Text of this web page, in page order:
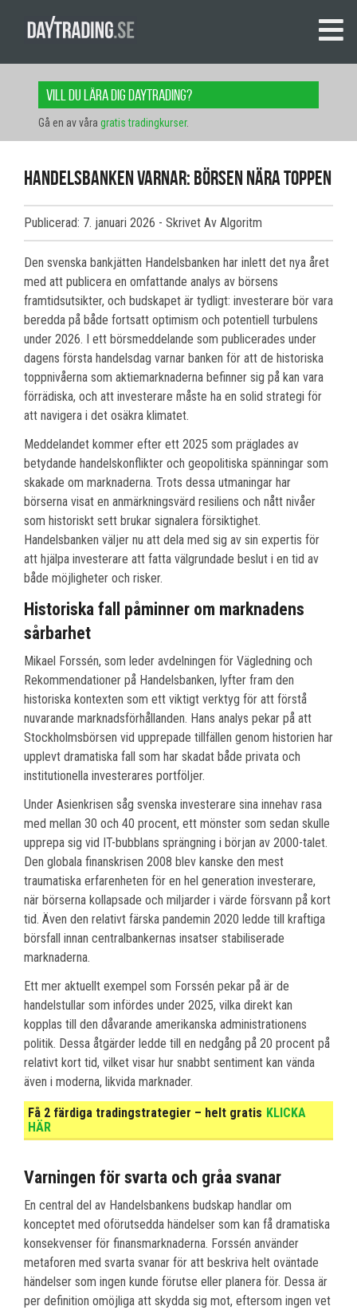
Vill du lära dig daytrading?
Gå en av våra gratis tradingkurser.
Handelsbanken varnar: Börsen nära toppen
Publicerad: 7. januari 2026 - Skrivet Av Algoritm
Den svenska bankjätten Handelsbanken har inlett det nya året
med att publicera en omfattande analys av börsens
framtidsutsikter, och budskapet är tydligt: investerare bör vara
beredda på både fortsatt optimism och potentiell turbulens
under 2026. I ett börsmeddelande som publicerades under
dagens första handelsdag varnar banken för att de historiska
toppnivåerna som aktiemarknaderna befinner sig på kan vara
förrädiska, och att investerare måste ha en solid strategi för
att navigera i det osäkra klimatet.
Meddelandet kommer efter ett 2025 som präglades av
betydande handelskonflikter och geopolitiska spänningar som
skakade om marknaderna. Trots dessa utmaningar har
börserna visat en anmärkningsvärd resiliens och nått nivåer
som historiskt sett brukar signalera försiktighet.
Handelsbanken väljer nu att dela med sig av sin expertis för
att hjälpa investerare att fatta välgrundade beslut i en tid av
både möjligheter och risker.
Historiska fall påminner om marknadens
sårbarhet
Mikael Forssén, som leder avdelningen för Vägledning och
Rekommendationer på Handelsbanken, lyfter fram den
historiska kontexten som ett viktigt verktyg för att förstå
nuvarande marknadsförhållanden. Hans analys pekar på att
Stockholmsbörsen vid upprepade tillfällen genom historien har
upplevt dramatiska fall som har skadat både privata och
institutionella investerares portföljer.
Under Asienkrisen såg svenska investerare sina innehav rasa
med mellan 30 och 40 procent, ett mönster som sedan skulle
upprepa sig vid IT-bubblans sprängning i början av 2000-talet.
Den globala finanskrisen 2008 blev kanske den mest
traumatiska erfarenheten för en hel generation investerare,
när börserna kollapsade och miljarder i värde försvann på kort
tid. Även den relativt färska pandemin 2020 ledde till kraftiga
börsfall innan centralbankernas insatser stabiliserade
marknaderna.
Ett mer aktuellt exempel som Forssén pekar på är de
handelstullar som infördes under 2025, vilka direkt kan
kopplas till den dåvarande amerikanska administrationens
politik. Dessa åtgärder ledde till en nedgång på 20 procent på
relativt kort tid, vilket visar hur snabbt sentiment kan vända
även i moderna, likvida marknader.
Få 2 färdiga tradingstrategier – helt gratis KLICKA
HÄR
Varningen för svarta och gråa svanar
En central del av Handelsbankens budskap handlar om
konceptet med oförutsedda händelser som kan få dramatiska
konsekvenser för finansmarknaderna. Forssén använder
metaforen med svarta svanar för att beskriva helt oväntade
händelser som ingen kunde förutse eller planera för. Dessa är
per definition omöjliga att skydda sig mot, eftersom ingen vet